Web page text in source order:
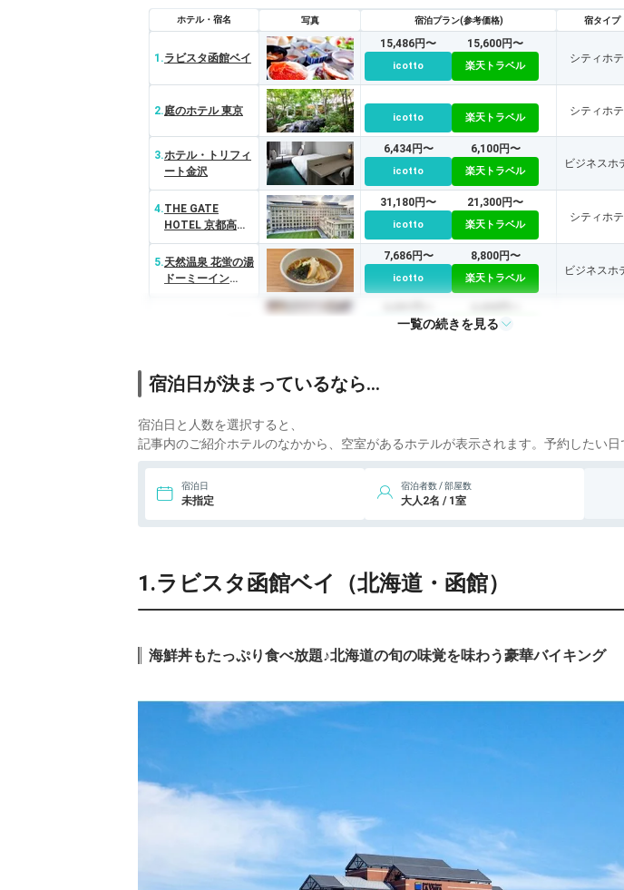
ホテル・宿名 写真 宿泊プラン(参考価格) 宿タイプ
1.ラビスタ函館ベイ
15,486円〜
icotto
15,600円〜
楽天トラベル
シティホ
2.庭のホテル 東京
icotto 楽天トラベル
シティホ
3.ホテル・トリフィ
ート金沢
6,434円〜
icotto
6,100円〜
楽天トラベル
ビジネスホ
4.THE GATE
HOTEL 京都高瀬
川 by HULIC
31,180円〜
icotto
21,300円〜
楽天トラベル
シティホ
5.天然温泉 花蛍の湯
ドーミーイン
7,686円〜
icotto
8,800円〜
楽天トラベル
ビジネスホ
icotto 楽天トラベル
ーレンス小野屋
8. おごと温泉 びわこ
緑水亭
icotto 楽天トラベル
一覧の続きを見る
宿泊日が決まっているなら…
宿泊日と人数を選択すると、
記事内のご紹介ホテルのなかから、空室があるホテルが表示されます。予約したい日
宿泊日
未指定
宿泊者数 / 部屋数
大人2名 / 1室
1.ラビスタ函館ベイ（北海道・函館）
海鮮丼もたっぷり食べ放題♪北海道の旬の味覚を味わう豪華バイキング